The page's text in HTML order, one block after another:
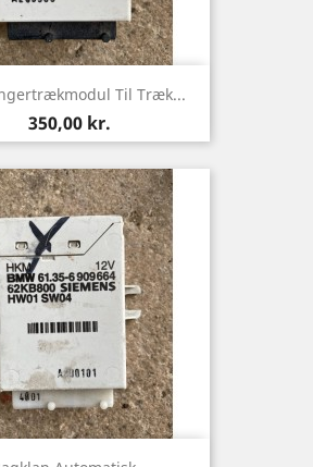
Til Træk...
Pris
350,00 kr.